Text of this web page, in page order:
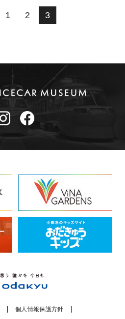
1 2 3
個人情報保護方針